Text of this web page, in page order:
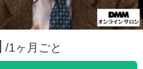
/1ヶ月ごと